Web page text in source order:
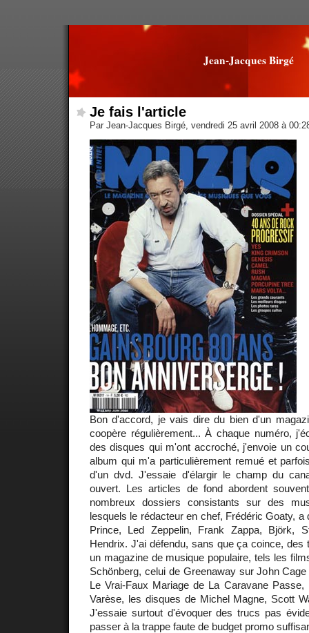
Jean-Jacques Birgé
Je fais l'article
Par Jean-Jacques Birgé, vendredi 25 avril 2008 à
Bon d'accord, je vais dire du bien d'un
coopère régulièrement... À chaque numéro,
des disques qui m'ont accroché, j'envoie un
album qui m'a particulièrement remué et
d'un dvd. J'essaie d'élargir le champ du
ouvert. Les articles de fond abordent
nombreux dossiers consistants sur des
lesquels le rédacteur en chef, Frédéric Goaty,
Prince, Led Zeppelin, Frank Zappa, Björk,
Hendrix. J'ai défendu, sans que ça coince, des
un magazine de musique populaire, tels les
Schönberg, celui de Greenaway sur John
Le Vrai-Faux Mariage de La Caravane Passe,
Varèse, les disques de Michel Magne, Scott
J'essaie surtout d'évoquer des trucs pas
passer à la trappe faute de budget promo